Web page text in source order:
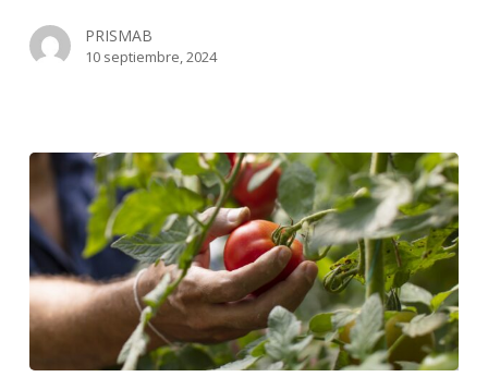
del
PRISMAB
10 septiembre, 2024